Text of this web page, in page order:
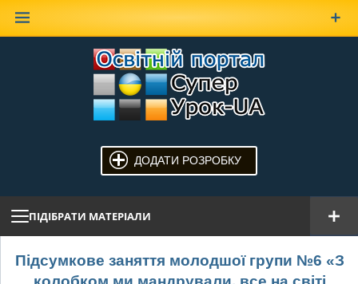
ДОДАТИ РОЗРОБКУ
ПІДІБРАТИ МАТЕРІАЛИ
Підсумкове заняття молодшої групи №6 «З